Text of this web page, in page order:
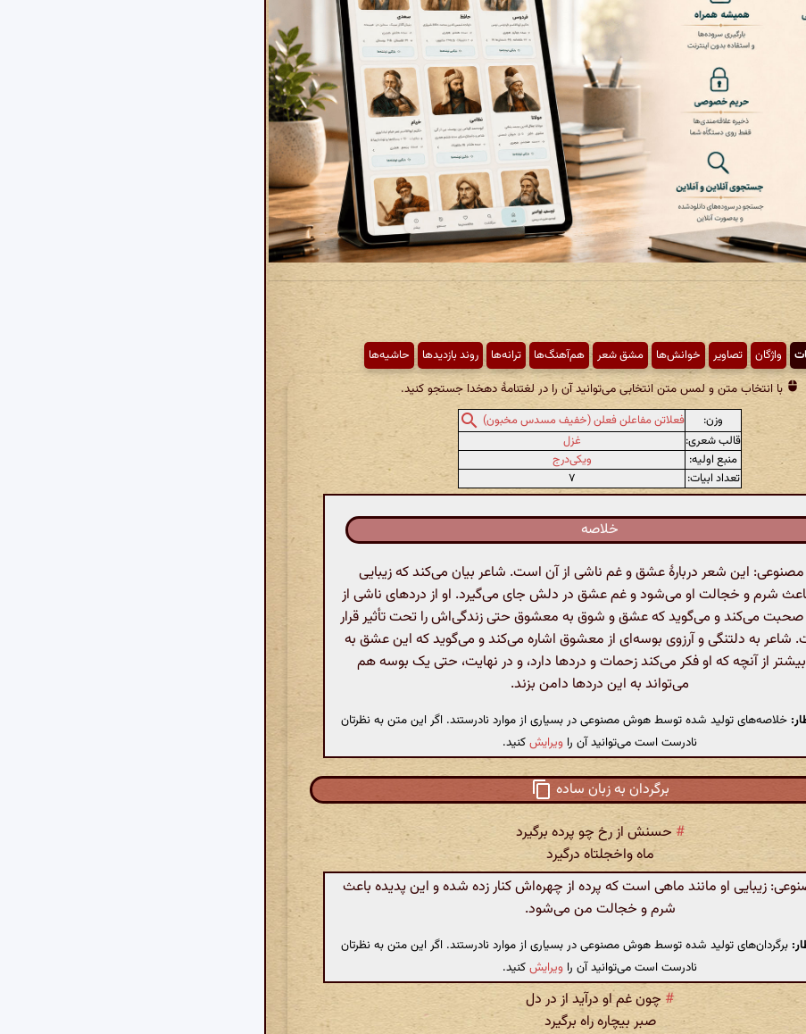
واژگان تصاویر خوانش‌ها مشق شعر هم‌آهنگ‌ها ترانه‌ها روند بازدیدها حاشیه‌ها
با انتخاب متن و لمس متن انتخابی می‌توانید آن را در لغتنامهٔ دهخدا جستجو کنید.
وزن:
فعلاتن مفاعلن فعلن (خفیف مسدس مخبون)
قالب شعری:
غزل
منبع اولیه:
ویکی‌درج
تعداد ابیات:
۷
خلاصه
این شعر دربارهٔ عشق و غم ناشی از آن است. شاعر بیان می‌کند که زیبایی
شرم و خجالت او می‌شود و غم عشق در دلش جای می‌گیرد. او از دردهای ناشی از
می‌کند و می‌گوید که عشق و شوق به معشوق حتی زندگی‌اش را تحت تأثیر قرار
شاعر به دلتنگی و آرزوی بوسه‌ای از معشوق اشاره می‌کند و می‌گوید که این عشق به
از آنچه که او فکر می‌کند زحمات و دردها دارد، و در نهایت، حتی یک بوسه هم
می‌تواند به این دردها دامن بزند.
خلاصه‌های تولید شده توسط هوش مصنوعی در بسیاری از موارد نادرستند. اگر این متن به نظرتان
نادرست است می‌توانید آن را ویرایشکنید.
برگردان به زبان ساده
#حسنش از رخ چو پرده برگیرد
ماه واخجلتاه درگیرد
زیبایی او مانند ماهی است که پرده از چهره‌اش کنار زده شده و این پدیده باعث
شرم و خجالت من می‌شود.
برگردان‌های تولید شده توسط هوش مصنوعی در بسیاری از موارد نادرستند. اگر این متن به نظرتان
نادرست است می‌توانید آن را ویرایشکنید.
# چون غم او درآید از در دل
صبر بیچاره راه برگیرد